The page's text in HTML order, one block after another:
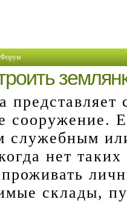
Форум
представляет
сооружение.
служебным
нет
склады,